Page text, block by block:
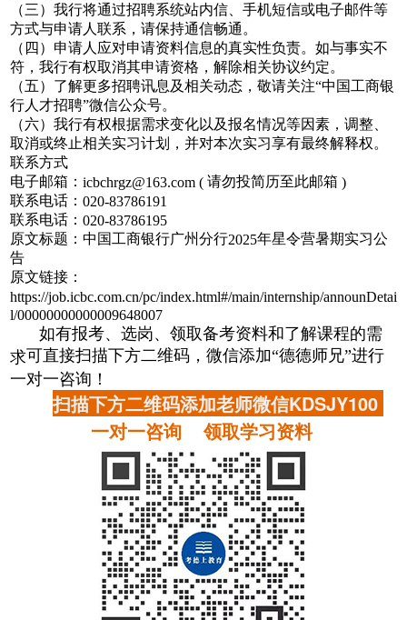
（三）我行将通过招聘系统站内信、手机短信或电子邮件等
方式与申请人联系，请保持通信畅通。
（四）申请人应对申请资料信息的真实性负责。如与事实不
符，我行有权取消其申请资格，解除相关协议约定。
（五）了解更多招聘讯息及相关动态，敬请关注“中国工商银
行人才招聘”微信公众号。
（六）我行有权根据需求变化以及报名情况等因素，调整、
取消或终止相关实习计划，并对本次实习享有最终解释权。
联系方式
电子邮箱： icbchrgz@163.com ( 请勿投简历至此邮箱 )
联系电话： 020-83786191
联系电话： 020-83786195
原文标题：中国工商银行广州分行2025年星令营暑期实习公
告
原文链接：
https://job.icbc.com.cn/pc/index.html#/main/internship/announDetai
l/00000000000009648007
如有报考、选岗、领取备考资料和了解课程的需
求可直接扫描下方二维码，微信添加“德德师兄”进行
一对一咨询！
扫描下方二维码添加老师微信KDSJY100
一对一咨询 领取学习资料